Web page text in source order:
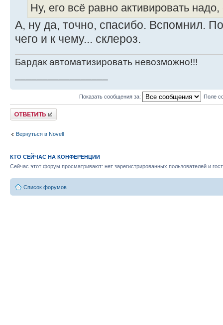
Ну, его всё равно активировать
А, ну да, точно, спасибо. Вспомнил.
чего и к чему... склероз.
Бардак автоматизировать невозможно!!!
Показать сообщения за: Поле
Ответить
Вернуться в Novell
КТО СЕЙЧАС НА КОНФЕРЕНЦИИ
Сейчас этот форум просматривают: нет зарегистрированных пользователей и
Список форумов